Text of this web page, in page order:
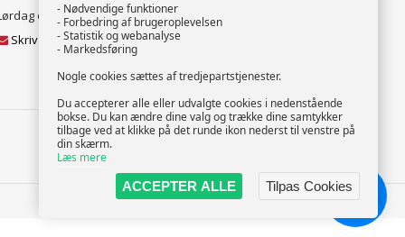
og Søndag 10:00 til 16:00
Skriv til vores kundeservice
- Nødvendige funktioner
- Forbedring af brugeroplevelsen
- Statistik og webanalyse
- Markedsføring
Nogle cookies sættes af tredjepartstjenester.
Du accepterer alle eller udvalgte cookies i nedenstående
bokse. Du kan ændre dine valg og trække dine samtykker
tilbage ved at klikke på det runde ikon nederst til venstre på
din skærm.
Læs mere
ACCEPTER ALLE
Tilpas Cookies